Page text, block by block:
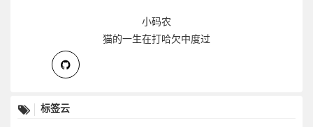
小码农
猫的一生在打哈欠中度过
标签云